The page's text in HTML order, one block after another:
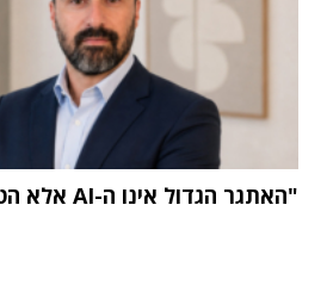
"האתגר הגדול אינו ה-AI אלא הטמעתה בארגון"